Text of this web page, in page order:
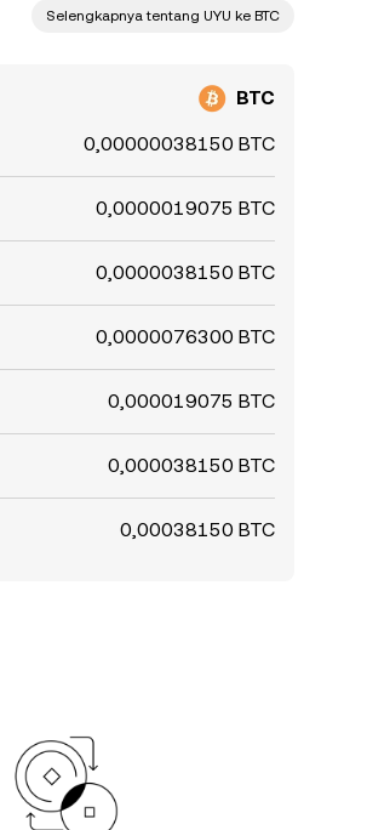
Selengkapnya tentang UYU ke BTC
BTC
0,00000038150 BTC
0,0000019075 BTC
0,0000038150 BTC
0,0000076300 BTC
0,000019075 BTC
0,000038150 BTC
0,00038150 BTC